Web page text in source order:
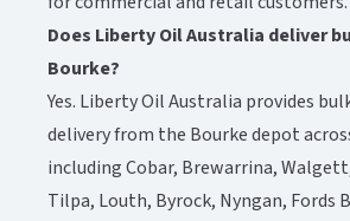
Does Liberty Oil Australia deliver
Bourke?​​​​‌ ‍ ​‍​‍‌‍ ‌ ​‍‌‍‍‌‌‍‌ ‌‍‍‌‌‍ ‍​‍​‍​ ‍‍​‍​‍‌ ​ ‌‍​‌‌‍ ‍‌‍‍‌‌ ‌​‌ ‍‌​‍ ‍‌‍‍‌‌‍ ​‍​‍​‍ ​​‍​‍‌‍‍​‌ ​‍‌‍‌‌‌‍‌‍​‍​‍​ ‍‍​‍​‍‌‍‍​‌ ‌​‌ ‌​‌ ​​‌ ​ ​ ‍‍​‍ ​‍ ‌‍ ​‌‍‍‌‌‍​‍‌‍‌‌‌ ​‍‌ ‌​‌ ‍‌​‍ ‌‌ ​ ‌ ‌​‌ ‌‌‌‍‌​‌‍‍‌‌‍ ​‍ ‍‌ ‌‍‌‍‌‌‌ ​‍‌‍​ ‌‍‌‌‌‍ ​​‍ ‍‌‍​‌‌ ​​‌ ​​​‍ ‌‍‍‌‌‍ ‍‌ ‌​‌‍‌‌‌‍ ‍‌ ‌​​‍ ‌‍‌‌‌‍‌​‌‍‍‌‌ ‌​​‍ ‌‍ ‌‌‍ ‌‍‌​‌‍‌‌​ ‌‌ ​​‌ ​‍‌‍‌‌‌ ​ ‌‍‌‌‌‍ ‍‌ ‌​‌‍​‌‌ ‌​‌‍‍‌‌‍ ‌‍ ‍​ ‍ ‌‍‍‌‌‍‌​​ ‌‌‍​‌​ ‍​‌‍​‍‌‍‌‌‌‍​‌​ ​‍‌‍​ ​ ‍‌​‍ ‌‌‍‌​​ ‌‌​ ‌‌​ ‌​​‍ ‌​ ‌​​ ‌‍​ ‍​‌‍‌‍​‍ ‌‌‍​‌‌‍​‌​ ‌‍​ ‍​​‍ ‌​ ‌‍‌‍​ ‌‍‌‌​ ​ ​ ‌‌​ ‌‌‌‍​‍‌‍​‍​ ‌​​ ‌‍‌‍​‌‌‍​‌​ ‍ ‌ ‌​‌ ‍‌‌ ​​‌‍‌‌​ ‌‌‍​‌‌ ​‍‌ ‌​‌‍‍‌‌‍​ ‌‍ ​‌‍‌‌​ ‍ ‌ ​​‌‍​‌‌ ‌​‌‍‍​​ ‌‌‍​ ‌‍ ‌‍ ‍‌ ‌​‌‍‌‌‌‍ ‍‌ ‌​‌​ ‌‌‍​‌‌ ‌​‌ ​‍‌‍‍‌‌ ‍​​‍‌‌​ ‌‌‌​​‍‌‌ ‌‍‍ ‌‍‌‌‌ ‍‌​‍‌‌​ ​ ‌​‌​​‍‌‌​ ​ ‌​‌​​‍‌‌​ ​‍​ ​‍​ ‌‍​ ​​​ ‌‌‌‍‌‍​ ​​‌‍​‌‌‍​‌​ ‌‌‌‍​‌​ ​ ​ ‌​​ ​‌​‍‌‌​ ​‍​ ​‍​‍‌‌​ ‌‌‌​‌​​‍ ‍‌‍​ ‌‍ ‌‍ ‍‌ ‌​‌‍‌‌‌‍ ‍‌ ‌​​‍‌‌​ ‌‌‌​​‍‌‌ ‌‍‍ ‌‍‌‌‌ ‍‌​‍‌‌​ ​ ‌​‌​​‍‌‌​ ​ ‌​‌​​‍‌‌​ ​‍​ ​‍​ ​‌‌‍​ ‌‍​‌‌‍​‍‌‍​‍​ ​‍​ ‌‌​ ‌‌​ ‌ ‌‍‌‍​ ‌​​ ‌​​‍‌‌​ ​‍​ ​‍​‍‌‌​ ‌‌‌​‌​​‍ ‍‌‍​ ‌‍‍​‌‍‍‌‌‍ ​‌‍‌​‌ ​‍‌‍‌‌‌‍ ‍​‍‌‌​ ‌‌‌​​‍‌‌ ‌‍‍ ‌‍‌‌‌ ‍‌​‍‌‌​ ​ ‌​‌​​‍‌‌​ ​ ‌​‌​​‍‌‌​ ​‍​ ​‍​ ‌‍​ ‍‌​ ‍‌​ ‍‌‌‍‌‌​ ‌‍​ ‌​​ ​‍​ ‍‌‌‍​‍​ ​​‌‍​ ​‍‌‌​ ​‍​ ​‍​‍‌‌​ ‌‌‌​‌​​‍ ‍‌ ‌​‌‍‌‌‌ ‍​‌ ‌​​ ‌‍​‍‌‍​‌‌ ​ ‌‍‌‌‌‌‌‌‌ ​‍‌‍ ​​ ‌‌‍‍​‌ ‌​‌ ‌​‌ ​​‌ ​ ​‍‌‌​ ​ ‌​​‌​‍‌‌​ ​‍‌​‌‍​‍‌‌​ ​‍‌​‌‍‌‍ ​‌‍‍‌‌‍​‍‌‍‌‌‌ ​‍‌ ‌​‌ ‍‌​‍ ‌‌ ​ ‌ ‌​‌ ‌‌‌‍‌​‌‍‍‌‌‍ ​‍ ‍‌ ‌‍‌‍‌‌‌ ​‍‌‍​ ‌‍‌‌‌‍ ​​‍ ‍‌‍​‌‌ ​​‌ ​​​‍‌‍‌‍‍‌‌‍‌​​ ‌‌‍​‌​ ‍​‌‍​‍‌‍‌‌‌‍​‌​ ​‍‌‍​ ​ ‍‌​‍ ‌‌‍‌​​ ‌‌​ ‌‌​ ‌​​‍ ‌​ ‌​​ ‌‍​ ‍​‌‍‌‍​‍ ‌‌‍​‌‌‍​‌​ ‌‍​ ‍​​‍ ‌​ ‌‍‌‍​ ‌‍‌‌​ ​ ​ ‌‌​ ‌‌‌‍​‍‌‍​‍​ ‌​​ ‌‍‌‍​‌‌‍​‌​‍‌‍‌ ‌​‌ ‍‌‌ ​​‌‍‌‌​ ‌‌‍​‌‌ ​‍‌ ‌​‌‍‍‌‌‍​ ‌‍ ​‌‍‌‌​‍‌‍‌ ​​‌‍​‌‌ ‌​‌‍‍​​ ‌‌‍​ ‌‍ ‌‍ ‍‌ ‌​‌‍‌‌‌‍ ‍‌ ‌​‌​ ‌‌‍​‌‌ ‌​‌ ​‍‌‍‍‌‌ ‍​​‍‌‌​ ‌‌‌​​‍‌‌ ‌‍‍ ‌‍‌‌‌ ‍‌​‍‌‌​ ​ ‌​‌​​‍‌‌​ ​ ‌​‌​​‍‌‌​ ​‍​ ​‍​ ‌‍​ ​​​ ‌‌‌‍‌‍​ ​​‌‍​‌‌‍​‌​ ‌‌‌‍​‌​ ​ ​ ‌​​ ​‌​‍‌‌​ ​‍​ ​‍​‍‌‌​ ‌‌‌​‌​​‍ ‍‌‍​ ‌‍ ‌‍ ‍‌ ‌​‌‍‌‌‌‍ ‍‌ ‌​​‍‌‌​ ‌‌‌​​‍‌‌ ‌‍‍ ‌‍‌‌‌ ‍‌​‍‌‌​ ​ ‌​‌​​‍‌‌​ ​ ‌​‌​​‍‌‌​ ​‍​ ​‍​ ​‌‌‍​ ‌‍​‌‌‍​‍‌‍​‍​ ​‍​ ‌‌​ ‌‌​ ‌ ‌‍‌‍​ ‌​​ ‌​​‍‌‌​ ​‍​ ​‍​‍‌‌​ ‌‌‌​‌​​‍ ‍‌‍​ ‌‍‍​‌‍‍‌‌‍ ​‌‍‌​‌ ​‍‌‍‌‌‌‍ ‍​‍‌‌​ ‌‌‌​​‍‌‌ ‌‍‍ ‌‍‌‌‌ ‍‌​‍‌‌​ ​ ‌​‌​​‍‌‌​ ​ ‌​‌​​‍‌‌​ ​‍​ ​‍​ ‌‍​ ‍‌​ ‍‌​ ‍‌‌‍‌‌​ ‌‍​ ‌​​ ​‍​ ‍‌‌‍​‍​ ​​‌‍​ ​‍‌‌​ ​‍​ ​‍​‍‌‌​ ‌‌‌​‌​​‍ ‍‌ ‌​‌‍‌‌‌ ‍​‌ ‌​​‍‌‍‌ ​​‌‍‌‌‌ ​‍‌ ​ ‌ ​​‌‍‌‌‌‍​ ‌ ‌​‌‍‍‌‌ ‌‍‌‍‌‌​ ‌‌ ​​‌ ‌‌‌‍​‍‌‍ ​‌‍‍‌‌ ​ ‌‍‍​‌‍‌‌‌‍‌​​‍​‍‌ ‌
Yes. Liberty Oil Australia provides
delivery from the Bourke depot
including Cobar, Brewarrina,
Tilpa, Louth, Byrock, Nyngan, Fords